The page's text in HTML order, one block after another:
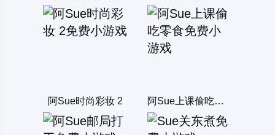
阿Sue时尚彩妆 2 阿Sue上课偷吃零食